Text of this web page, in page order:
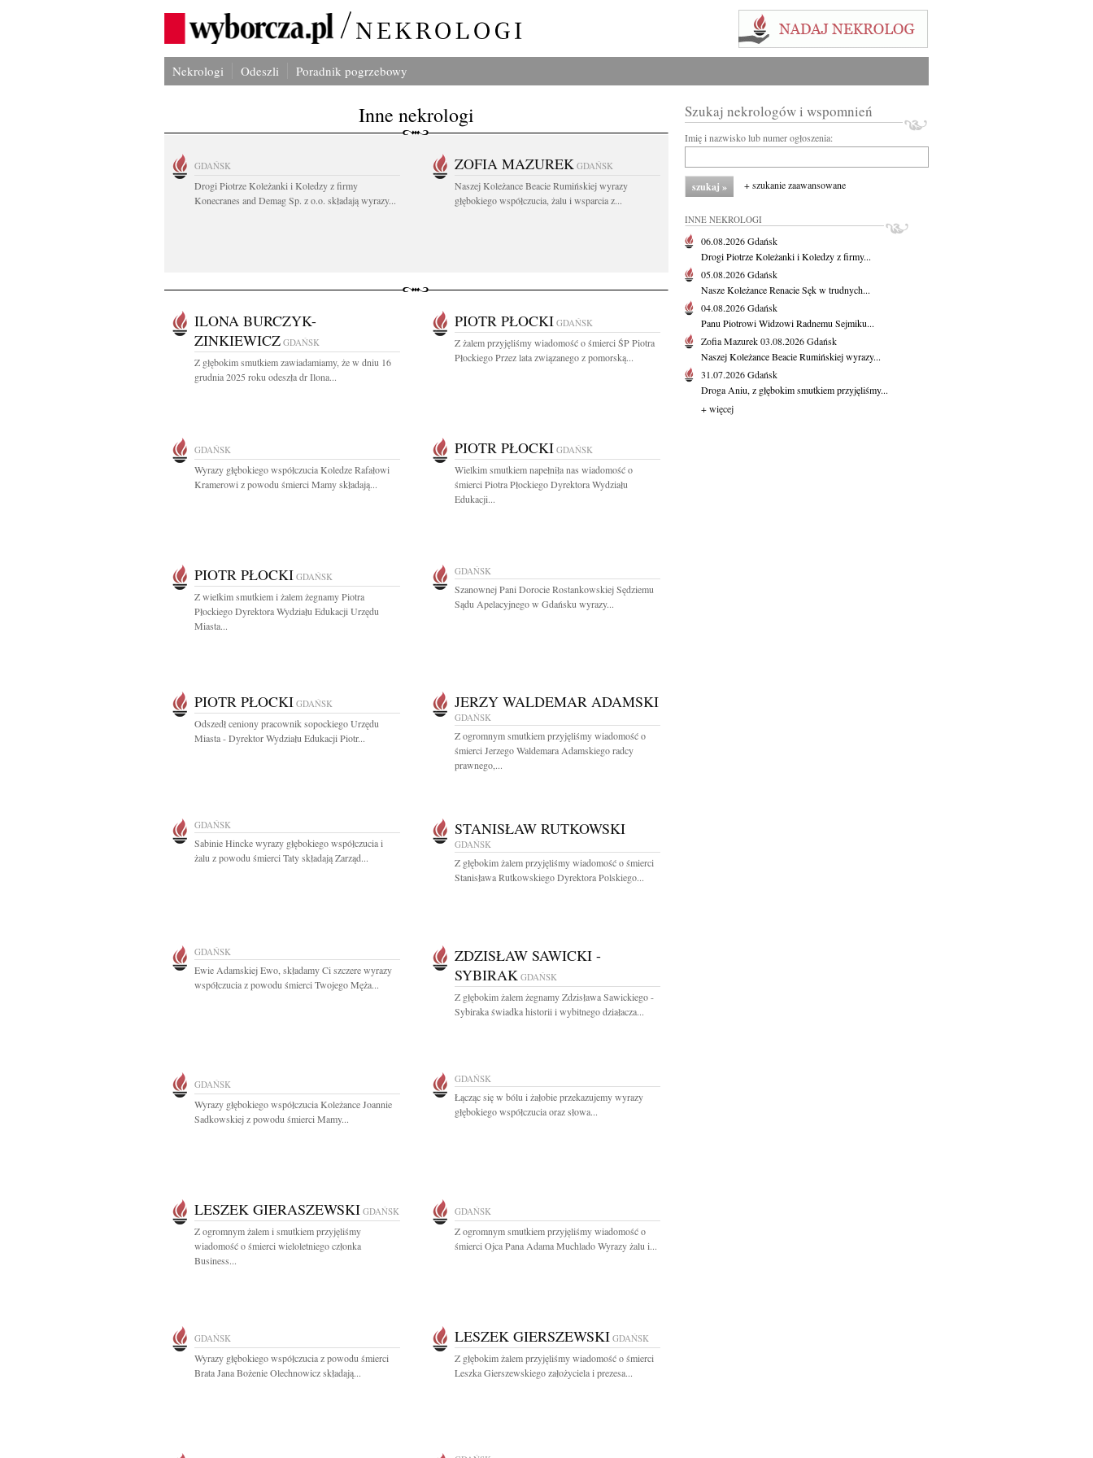
Nekrologi Odeszli Poradnik pogrzebowy
Inne nekrologi
GDAŃSK
Drogi Piotrze Koleżanki i Koledzy z firmy
Konecranes and Demag Sp. z o.o. składają wyrazy...
ZOFIA MAZUREK GDAŃSK
Naszej Koleżance Beacie Rumińskiej wyrazy
głębokiego współczucia, żalu i wsparcia z...
ILONA BURCZYK-
ZINKIEWICZ GDAŃSK
Z głębokim smutkiem zawiadamiamy, że w dniu 16
grudnia 2025 roku odeszła dr Ilona...
PIOTR PŁOCKI GDAŃSK
Z żalem przyjęliśmy wiadomość o śmierci ŚP Piotra
Płockiego Przez lata związanego z pomorską...
GDAŃSK
Wyrazy głębokiego współczucia Koledze Rafałowi
Kramerowi z powodu śmierci Mamy składają...
PIOTR PŁOCKI GDAŃSK
Wielkim smutkiem napełniła nas wiadomość o
śmierci Piotra Płockiego Dyrektora Wydziału
Edukacji...
PIOTR PŁOCKI GDAŃSK
Z wielkim smutkiem i żalem żegnamy Piotra
Płockiego Dyrektora Wydziału Edukacji Urzędu
Miasta...
GDAŃSK
Szanownej Pani Dorocie Rostankowskiej Sędziemu
Sądu Apelacyjnego w Gdańsku wyrazy...
PIOTR PŁOCKI GDAŃSK
Odszedł ceniony pracownik sopockiego Urzędu
Miasta - Dyrektor Wydziału Edukacji Piotr...
JERZY WALDEMAR ADAMSKI
GDAŃSK
Z ogromnym smutkiem przyjęliśmy wiadomość o
śmierci Jerzego Waldemara Adamskiego radcy
prawnego,...
GDAŃSK
Sabinie Hincke wyrazy głębokiego współczucia i
żalu z powodu śmierci Taty składają Zarząd...
STANISŁAW RUTKOWSKI
GDAŃSK
Z głębokim żalem przyjęliśmy wiadomość o śmierci
Stanisława Rutkowskiego Dyrektora Polskiego...
GDAŃSK
Ewie Adamskiej Ewo, składamy Ci szczere wyrazy
współczucia z powodu śmierci Twojego Męża...
ZDZISŁAW SAWICKI -
SYBIRAK GDAŃSK
Z głębokim żalem żegnamy Zdzisława Sawickiego -
Sybiraka świadka historii i wybitnego działacza...
GDAŃSK
Wyrazy głębokiego współczucia Koleżance Joannie
Sadkowskiej z powodu śmierci Mamy...
GDAŃSK
Łącząc się w bólu i żałobie przekazujemy wyrazy
głębokiego współczucia oraz słowa...
LESZEK GIERASZEWSKI GDAŃSK
Z ogromnym żalem i smutkiem przyjęliśmy
wiadomość o śmierci wieloletniego członka
Business...
GDAŃSK
Z ogromnym smutkiem przyjęliśmy wiadomość o
śmierci Ojca Pana Adama Muchlado Wyrazy żalu i...
GDAŃSK
Wyrazy głębokiego współczucia z powodu śmierci
Brata Jana Bożenie Olechnowicz składają...
LESZEK GIERSZEWSKI GDAŃSK
Z głębokim żalem przyjęliśmy wiadomość o śmierci
Leszka Gierszewskiego założyciela i prezesa...
Szukaj nekrologów i wspomnień
Imię i nazwisko lub numer ogłoszenia:
+ szukanie zaawansowane
INNE NEKROLOGI
06.08.2026Gdańsk
Drogi Piotrze Koleżanki i Koledzy z firmy...
05.08.2026Gdańsk
Nasze Koleżance Renacie Sęk w trudnych...
04.08.2026Gdańsk
Panu Piotrowi Widzowi Radnemu Sejmiku...
Zofia Mazurek03.08.2026Gdańsk
Naszej Koleżance Beacie Rumińskiej wyrazy...
31.07.2026Gdańsk
Droga Aniu, z głębokim smutkiem przyjęliśmy...
+ więcej